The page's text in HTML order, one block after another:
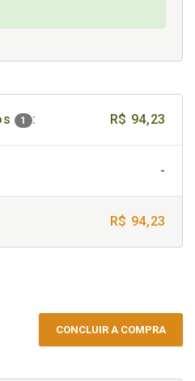
1 : R$ 94,23
-
R$ 94,23
CONCLUIR A COMPRA